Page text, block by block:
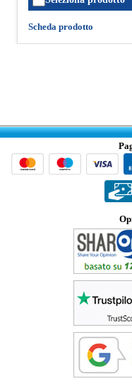
Scheda prodotto